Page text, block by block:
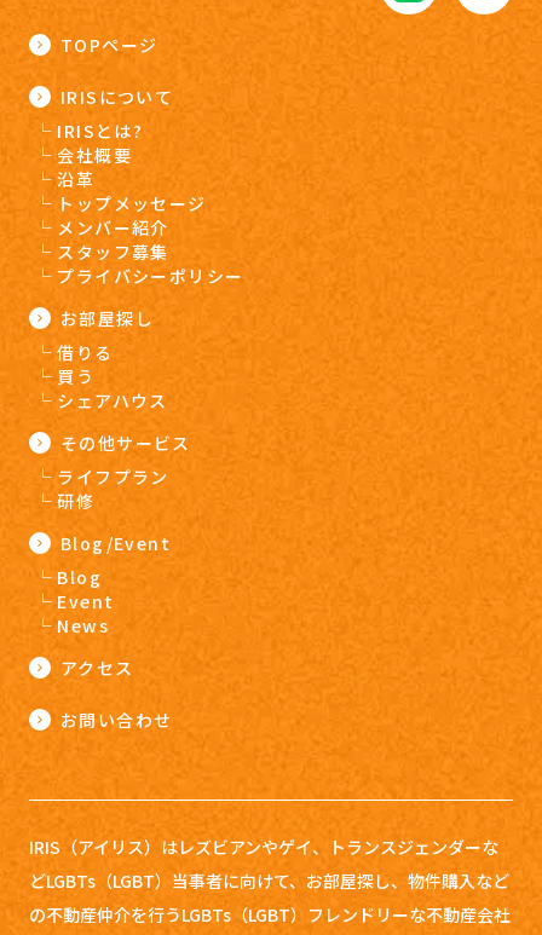
TOPページ
IRISについて
IRISとは?
会社概要
沿革
トップメッセージ
メンバー紹介
スタッフ募集
プライバシーポリシー
お部屋探し
借りる
買う
シェアハウス
その他サービス
ライフプラン
研修
Blog/Event
Blog
Event
News
アクセス
お問い合わせ
IRIS（アイリス）はレズビアンやゲイ、トランスジェンダーな
どLGBTs（LGBT）当事者に向けて、お部屋探し、 物件購入など
の不動産仲介を行うLGBTs（LGBT）フレンドリーな不動産会社